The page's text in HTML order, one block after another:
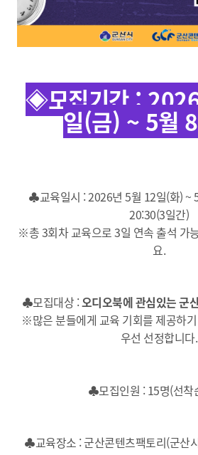
◈모집기간 :
일(금) ~ 5월
♣교육일시 : 2026년 5월 12일(화) ~
20:30(3일간)
※총 3회차 교육으로 3일 연속 출석 가
요.
♣모집대상 :오디오북에 관심있는 군
※많은 분들에게 교육 기회를 제공하
우선 선정합니다.
♣모집인원 : 15명(선착
♣교육장소 : 군산콘텐츠팩토리(군산